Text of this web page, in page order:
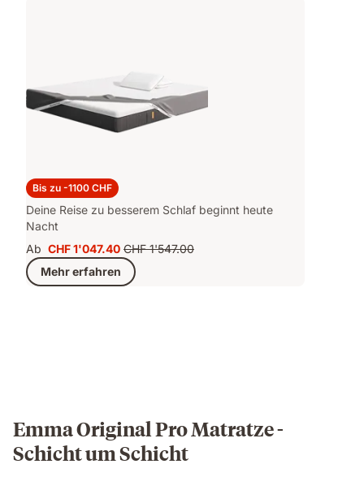
Bis zu -1100 CHF
Original Pro Set
Deine Reise zu besserem Schlaf beginnt heute
Nacht
Ab Preis
CHF 1'047.40
CHF 1'047.40Ursprünglicher
Preis
CHF 1'547.00
CHF 1'547.00
Mehr erfahren
Emma Original Pro Matratze -
Schicht um Schicht